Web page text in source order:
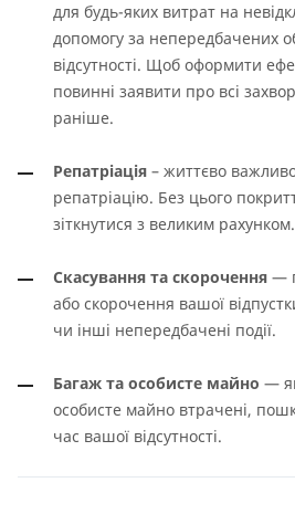
для будь-яких витрат на
допомогу за непередбачених
відсутності. Щоб оформити
повинні заявити про всі
раніше.
Репатріація – життєво
репатріацію. Без цього
зіткнутися з великим рахунком.
Скасування та скорочення —
або скорочення вашої
чи інші непередбачені події.
Багаж та особисте майно —
особисте майно втрачені,
час вашої відсутності.